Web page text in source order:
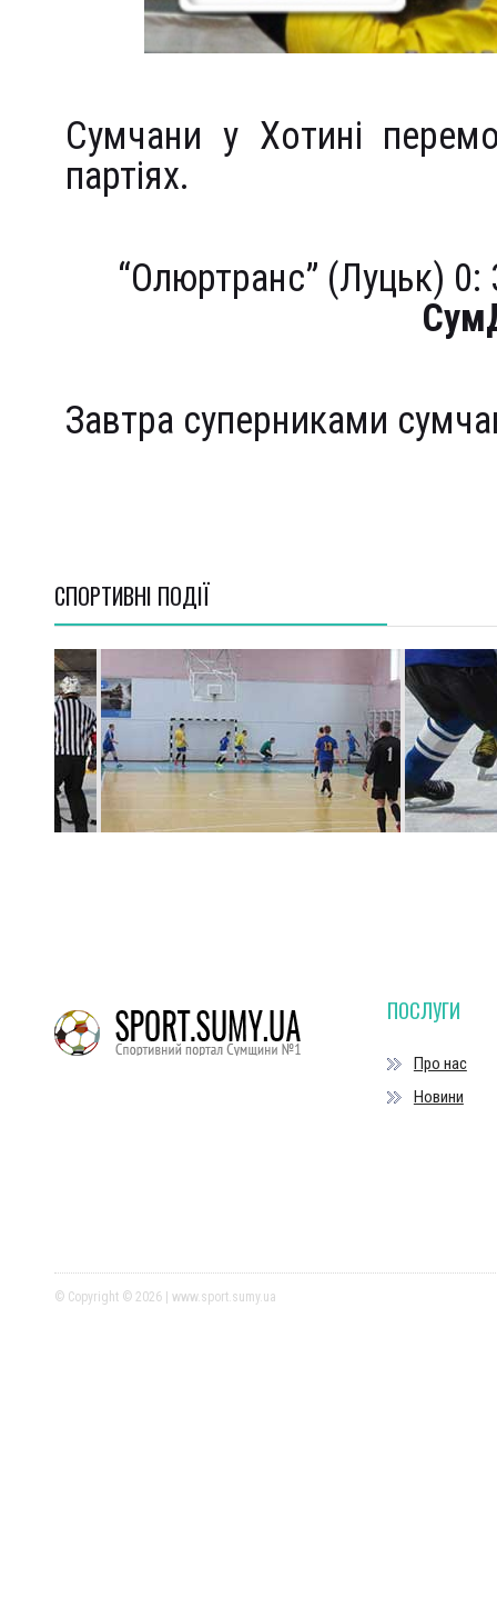
Сумчани у Хотині
партіях.
“Олюртранс” (Луцьк)
Завтра суперниками
СПОРТИВНI ПОДІЇ
ПОСЛУГИ
Про нас
Новини
© Copyright © 2026 | www.sport.sumy.ua